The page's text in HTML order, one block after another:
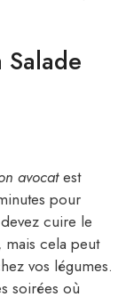
avocatest
pour
cuire le
cela peut
vos légumes.
soirées où